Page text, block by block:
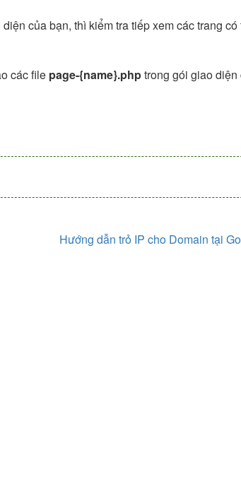
của bạn, thì kiểm tra tiếp xem các trang
các file page-{name}.phptrong gói giao diện
Hướng dẫn trỏ IP cho Domain tại